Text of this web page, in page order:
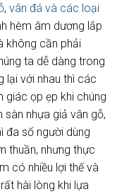
, vân đá và các loại
hèm âm dương lắp
không cần phải
ta dễ dàng trong
lại với nhau thì các
giác ọp ẹp khi chúng
sàn nhựa giả vân gỗ,
đa số người dùng
thuần, nhưng thực
có nhiều lợi thế và
hài lòng khi lựa